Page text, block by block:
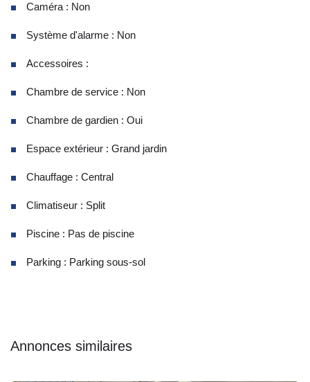
Caméra : Non
Système d'alarme : Non
Accessoires :
Chambre de service : Non
Chambre de gardien : Oui
Espace extérieur : Grand jardin
Chauffage : Central
Climatiseur : Split
Piscine : Pas de piscine
Parking : Parking sous-sol
Annonces similaires